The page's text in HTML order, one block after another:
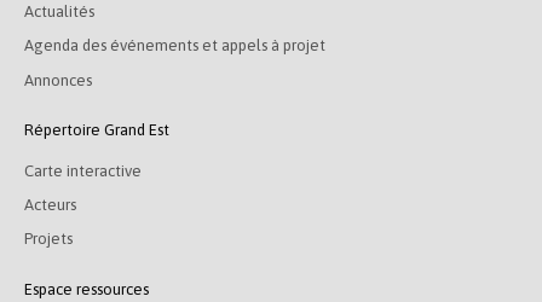
Actualités
Agenda des événements et appels à projet
Annonces
Répertoire Grand Est
Carte interactive
Acteurs
Projets
Espace ressources